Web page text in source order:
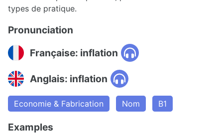
types de pratique.
Pronunciation
Française: inflation
Anglais: inflation
Economie & Fabrication Nom B1
Examples